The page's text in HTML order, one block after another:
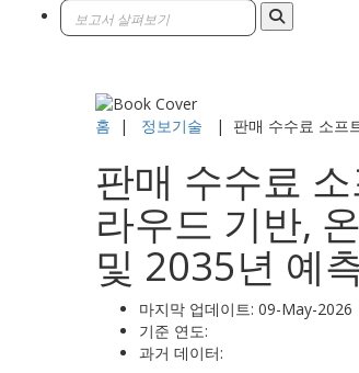
홈 | 정보기술 | 판매 수수료 소프
판매 수수료
라우드 기반,
및 2035년 예
마지막 업데이트: 09-May-2026
기준 연도:
과거 데이터: